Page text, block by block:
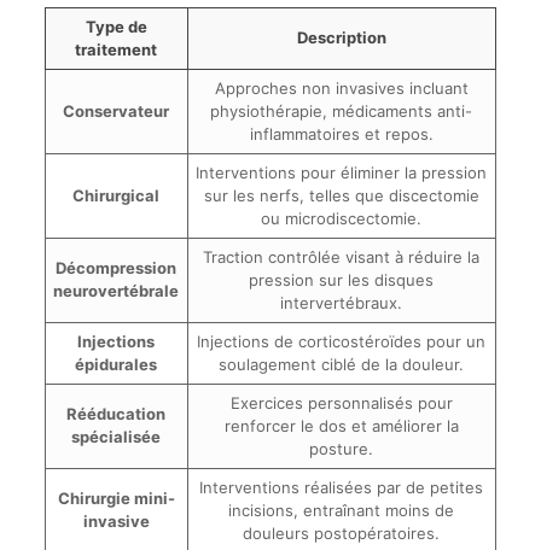
Type de
traitement
Description
Conservateur
Approches non invasives incluant
physiothérapie, médicaments anti-
inflammatoires et repos.
Chirurgical
Interventions pour éliminer la pression
sur les nerfs, telles que discectomie
ou microdiscectomie.
Décompression
neurovertébrale
Traction contrôlée visant à réduire la
pression sur les disques
intervertébraux.
Injections
épidurales
Injections de corticostéroïdes pour un
soulagement ciblé de la douleur.
Rééducation
spécialisée
Exercices personnalisés pour
renforcer le dos et améliorer la
posture.
Chirurgie mini-
invasive
Interventions réalisées par de petites
incisions, entraînant moins de
douleurs postopératoires.